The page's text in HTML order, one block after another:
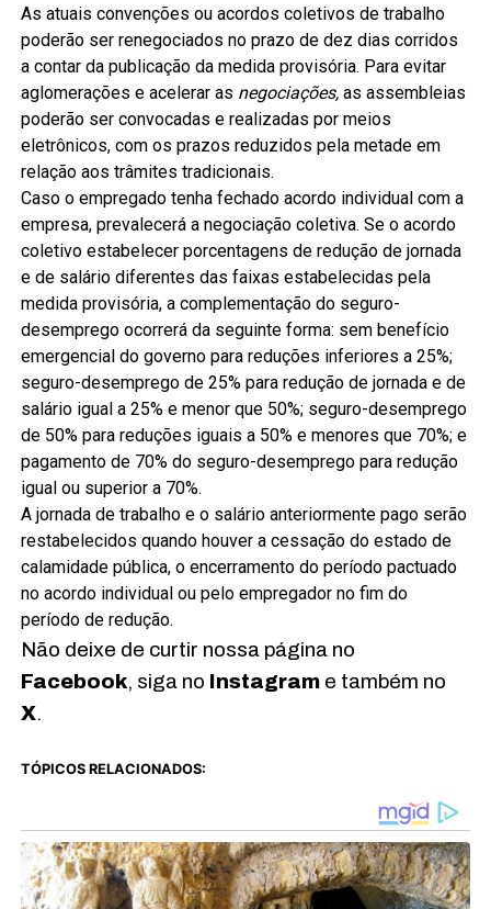
As atuais convenções ou acordos coletivos de trabalho
poderão ser renegociados no prazo de dez dias corridos
a contar da publicação da medida provisória. Para evitar
aglomerações e acelerar as negociações,as assembleias
poderão ser convocadas e realizadas por meios
eletrônicos, com os prazos reduzidos pela metade em
relação aos trâmites tradicionais.
Caso o empregado tenha fechado acordo individual com a
empresa, prevalecerá a negociação coletiva. Se o acordo
coletivo estabelecer porcentagens de redução de jornada
e de salário diferentes das faixas estabelecidas pela
medida provisória, a complementação do seguro-
desemprego ocorrerá da seguinte forma: sem benefício
emergencial do governo para reduções inferiores a 25%;
seguro-desemprego de 25% para redução de jornada e de
salário igual a 25% e menor que 50%; seguro-desemprego
de 50% para reduções iguais a 50% e menores que 70%; e
pagamento de 70% do seguro-desemprego para redução
igual ou superior a 70%.
A jornada de trabalho e o salário anteriormente pago serão
restabelecidos quando houver a cessação do estado de
calamidade pública, o encerramento do período pactuado
no acordo individual ou pelo empregador no fim do
período de redução.
Não deixe de curtir nossa página no
Facebook, siga no Instagrame também no
X.
TÓPICOS RELACIONADOS: